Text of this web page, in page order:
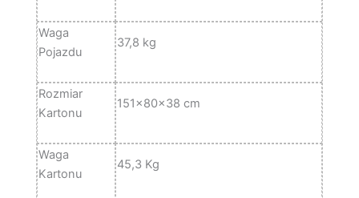
Waga
Pojazdu
37,8 kg
Rozmiar
Kartonu
151x80x38 cm
Waga
Kartonu
45,3 Kg